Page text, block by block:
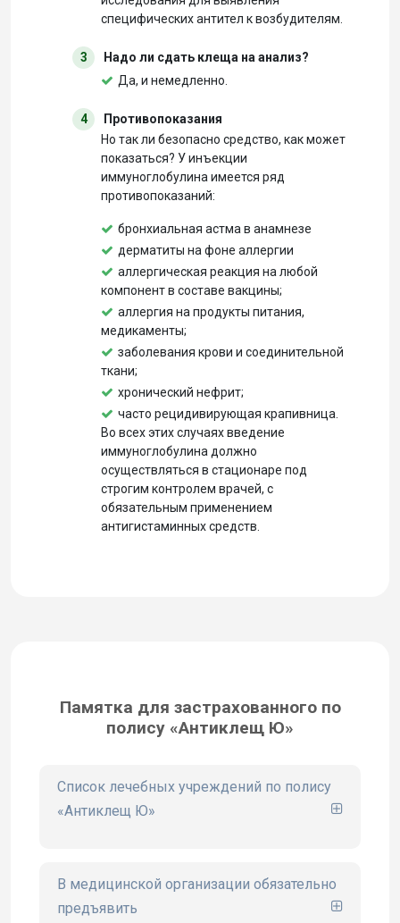
специфических антител к возбудителям.
3
Надо ли сдать клеща на анализ?
Да, и немедленно.
4
Противопоказания
Но так ли безопасно средство, как может
показаться? У инъекции
иммуноглобулина имеется ряд
противопоказаний:
бронхиальная астма в анамнезе
дерматиты на фоне аллергии
аллергическая реакция на любой
компонент в составе вакцины;
аллергия на продукты питания,
медикаменты;
заболевания крови и соединительной
ткани;
хронический нефрит;
часто рецидивирующая крапивница.
Во всех этих случаях введение
иммуноглобулина должно
осуществляться в стационаре под
строгим контролем врачей, с
обязательным применением
антигистаминных средств.
Памятка для застрахованного по
полису «Антиклещ Ю»
Список лечебных учреждений по полису
«Антиклещ Ю»
В медицинской организации обязательно
предъявить